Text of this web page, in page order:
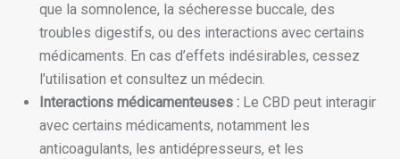
que la somnolence, la sécheresse buccale, des
troubles digestifs, ou des interactions avec certains
médicaments. En cas d’effets indésirables, cessez
l’utilisation et consultez un médecin.
Interactions médicamenteuses : Le CBD peut interagir
avec certains médicaments, notamment les
anticoagulants, les antidépresseurs, et les